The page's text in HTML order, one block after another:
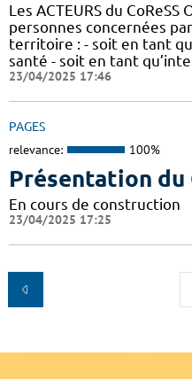
Les ACTEURS du
personnes concernées
territoire : - soit en tant
santé - soit en tant
23/04/2025 17:46
PAGES
relevance: 100%
Présentation du
En cours de construction
23/04/2025 17:25